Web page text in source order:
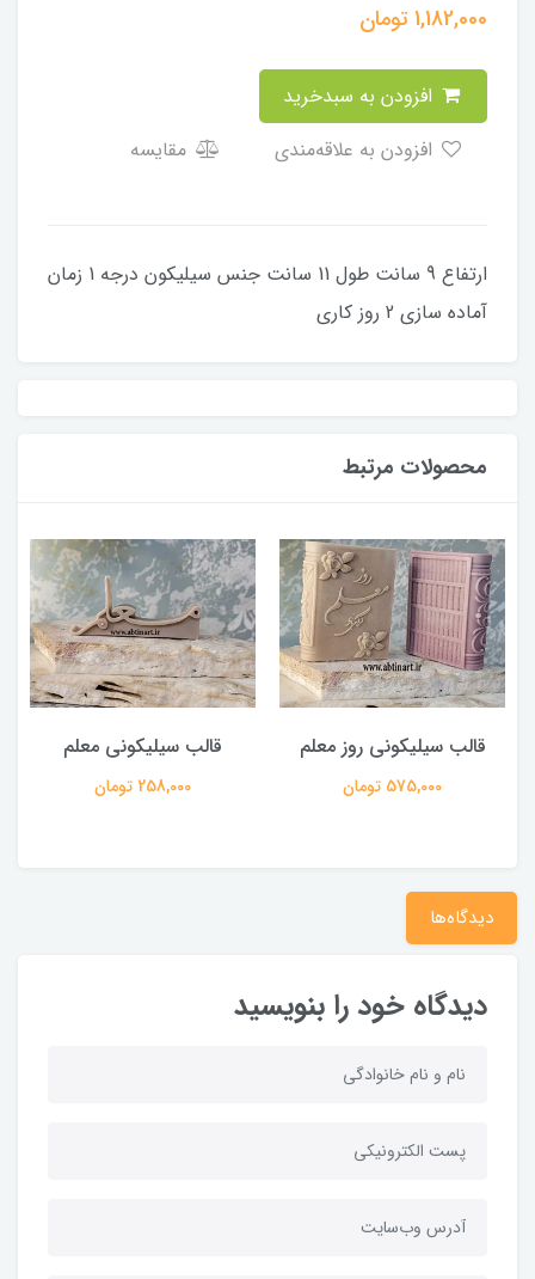
1,182,000تومان
مقایسه
ارتفاع 9 سانت طول 11 سانت جنس سیلیکون درجه 1 زمان
آماده سازی 2 روز کاری
محصولات مرتبط
قالب سیلیکونی روز معلم
575,000 تومان
قالب سیلیکونی معلم
258,000 تومان
دیدگاه‌ها
دیدگاه خود را بنویسید